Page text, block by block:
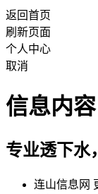
返回首页
刷新页面
个人中心
取消
信息内容
专业透下水
连山信息网